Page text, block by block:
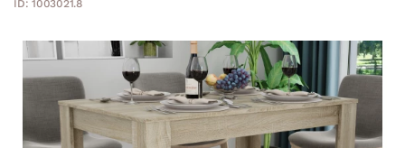
ID: 1003021.8